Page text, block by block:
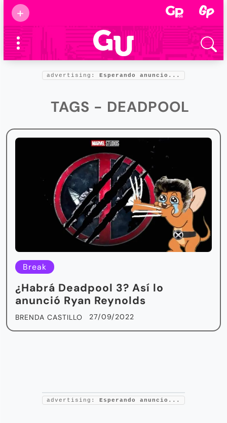
+
Supermamás
2025
Marcas de
confianza
Foro salud
advertising: Esperando anuncio...
TAGS - DEADPOOL
Break
¿Habrá Deadpool 3? Así lo
anunció Ryan Reynolds
BRENDA CASTILLO 27/09/2022
advertising: Esperando anuncio...